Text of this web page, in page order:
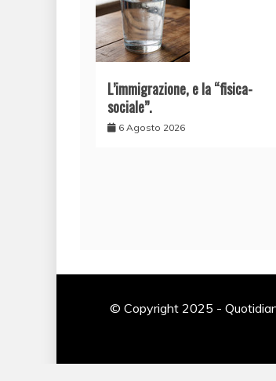
L’immigrazione, e la “fisica-
sociale”.
6 Agosto 2026
© Copyright 2025 -